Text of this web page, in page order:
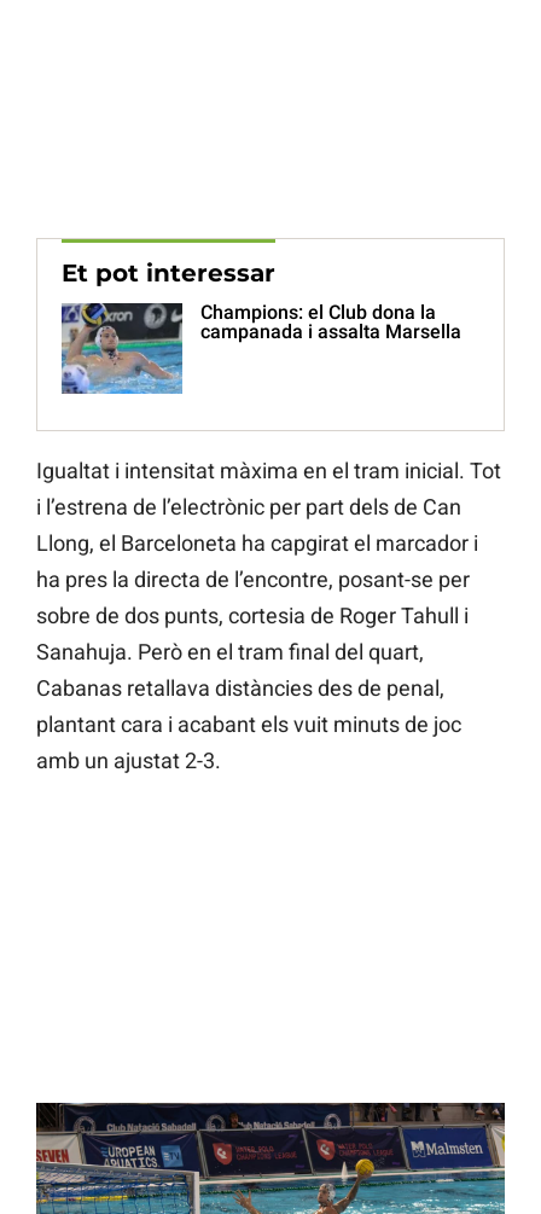
Et pot interessar
Champions: el Club dona la
campanada i assalta Marsella
Igualtat i intensitat màxima en el tram inicial. Tot
i l’estrena de l’electrònic per part dels de Can
Llong, el Barceloneta ha capgirat el marcador i
ha pres la directa de l’encontre, posant-se per
sobre de dos punts, cortesia de Roger Tahull i
Sanahuja. Però en el tram final del quart,
Cabanas retallava distàncies des de penal,
plantant cara i acabant els vuit minuts de joc
amb un ajustat 2-3.